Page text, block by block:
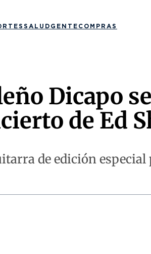
SALUD GENTE COMPRAS
Dicapo
de Ed
de edición